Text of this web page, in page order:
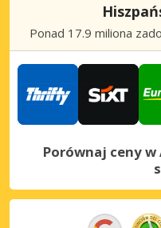
Ponad 17.9 miliona
Porównaj ceny